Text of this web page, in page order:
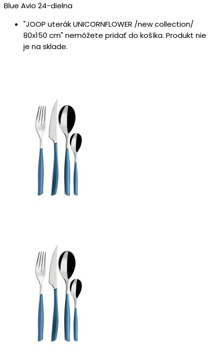
Blue Avio 24-dielna
"JOOP uterák UNICORNFLOWER /new collection/
80x150 cm" nemôžete pridať do košíka. Produkt nie
je na sklade.